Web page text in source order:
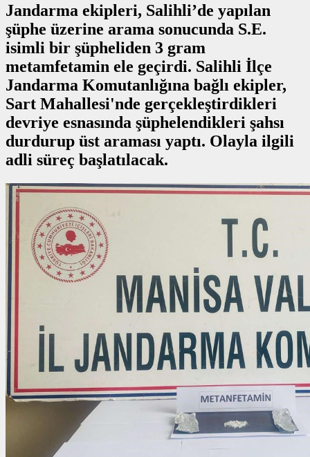
Jandarma ekipleri, Salihli’de yapılan
şüphe üzerine arama sonucunda S.E.
isimli bir şüpheliden 3 gram
metamfetamin ele geçirdi. Salihli İlçe
Jandarma Komutanlığına bağlı ekipler,
Sart Mahallesi'nde gerçekleştirdikleri
devriye esnasında şüphelendikleri şahsı
durdurup üst araması yaptı. Olayla ilgili
adli süreç başlatılacak.